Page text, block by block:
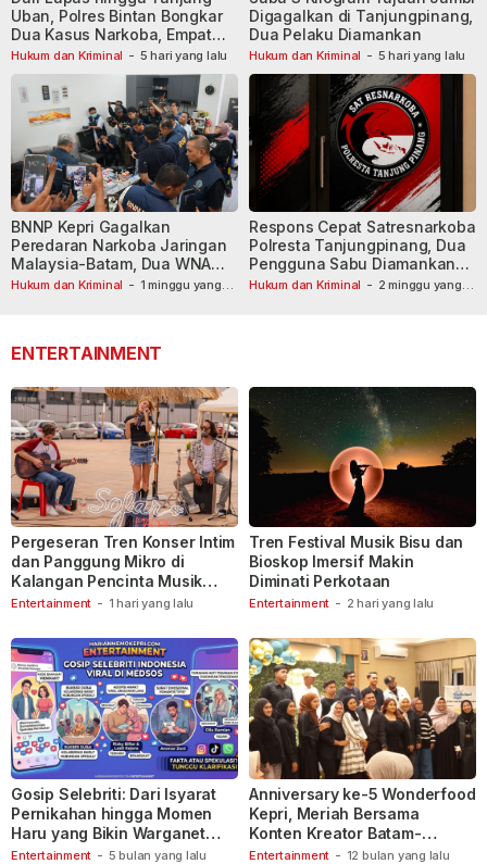
Hukum dan Kriminal - 5 hari yang lalu
Uban, Polres Bintan Bongkar
Dua Kasus Narkoba, Empat
Tersangka Dibekuk
Hukum dan Kriminal - 5 hari yang lalu
Digagalkan di Tanjungpinang,
Dua Pelaku Diamankan
Hukum dan Kriminal - 1 minggu yang
BNNP Kepri Gagalkan
Peredaran Narkoba Jaringan
Malaysia-Batam, Dua WNA
Masih Diburu
Hukum dan Kriminal - 2 minggu yang
Respons Cepat Satresnarkoba
Polresta Tanjungpinang, Dua
Pengguna Sabu Diamankan
Usai Dilaporkan ke Call Center
ENTERTAINMENT
Entertainment - 1 hari yang lalu
Pergeseran Tren Konser Intim
dan Panggung Mikro di
Kalangan Pencinta Musik
Indonesia
Entertainment - 2 hari yang lalu
Tren Festival Musik Bisu dan
Bioskop Imersif Makin
Diminati Perkotaan
Entertainment - 5 bulan yang lalu
Gosip Selebriti: Dari Isyarat
Pernikahan hingga Momen
Haru yang Bikin Warganet
Berspekulasi
Entertainment - 12 bulan yang lalu
Anniversary ke-5 Wonderfood
Kepri, Meriah Bersama
Konten Kreator Batam-
Tanjungpinang